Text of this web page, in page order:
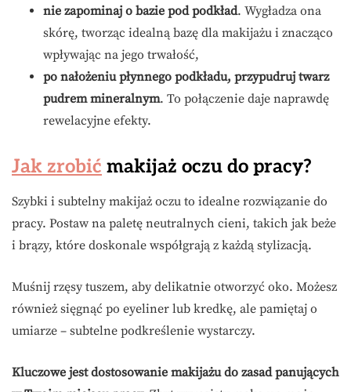
nie zapominaj o bazie pod podkład. Wygładza ona
skórę, tworząc idealną bazę dla makijażu i znacząco
wpływając na jego trwałość,
po nałożeniu płynnego podkładu, przypudruj twarz
pudrem mineralnym. To połączenie daje naprawdę
rewelacyjne efekty.
Jak zrobić makijaż oczu do pracy?
Szybki i subtelny makijaż oczu to idealne rozwiązanie do
pracy. Postaw na paletę neutralnych cieni, takich jak beże
i brązy, które doskonale współgrają z każdą stylizacją.
Muśnij rzęsy tuszem, aby delikatnie otworzyć oko. Możesz
również sięgnąć po eyeliner lub kredkę, ale pamiętaj o
umiarze – subtelne podkreślenie wystarczy.
Kluczowe jest dostosowanie makijażu do zasad panujących